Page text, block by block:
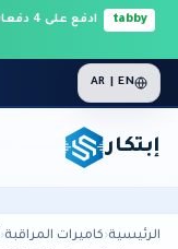
tabby
AR | EN
إبتكار
الرئيسية›كاميرات المراقبة›